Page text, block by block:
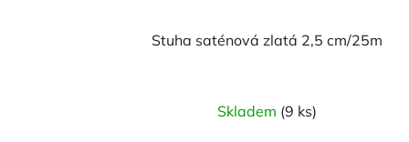
Stuha saténová zlatá 2,5 cm/25m
Skladem (9 ks)